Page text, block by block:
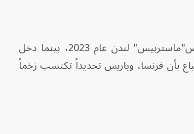
عزّزت تطوّرات أخرى الشعور بالمنافسة. إذ تمّ إعلاق معرض"ماستربيس" لندن عام 2023، بينما دخل
عام 2022، ما زاد من الانطباع بأن فرنسا، وباريس تحديداً تكتسب زخماً